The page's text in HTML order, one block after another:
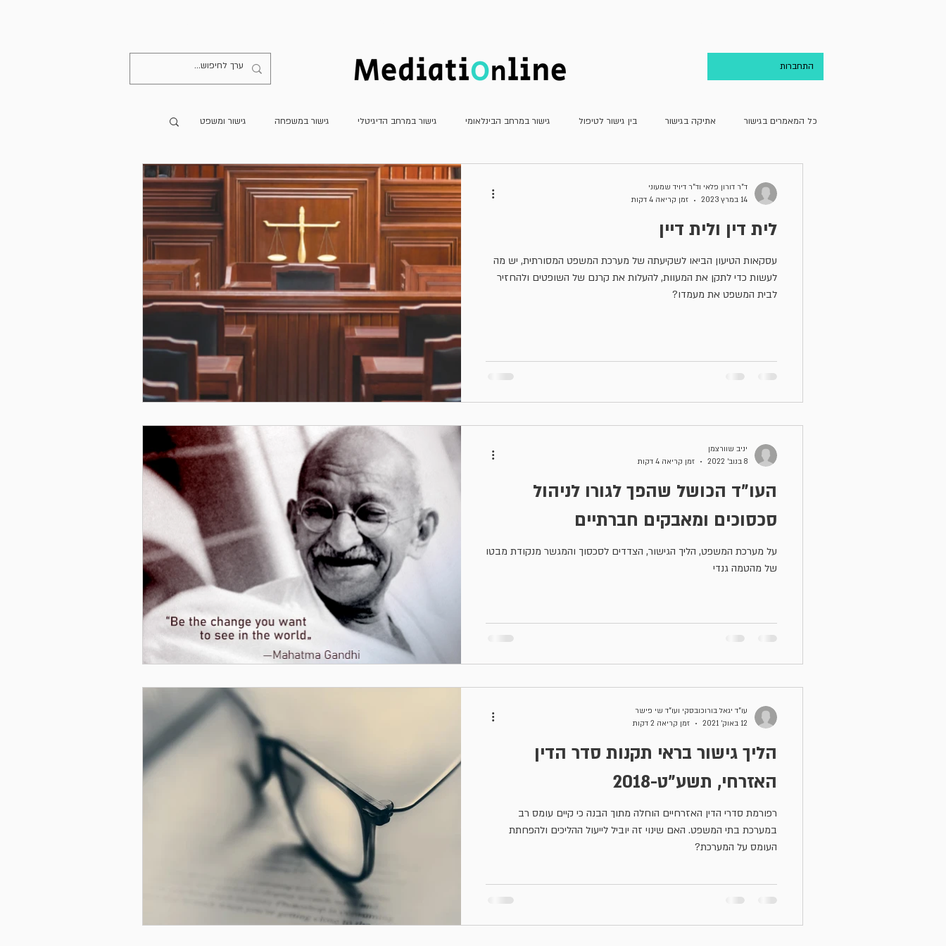
התחברות
כל המאמרים בגישור אתיקה בגישור בין גישור לטיפול גישור במרחב הבינלאומי גישור במרחב הדיגיטלי גישור במשפחה גישור ומשפט
דוחות חשיבה יצירתית מאמרים מתורגמים
מחדרו של מגשר מן האקדמיה משפט שיתופי וטיפולי גישור למתחילים הספרייה גישור בעולם לית דין ולית דיין
עסקאות הטיעון הביאו לשקיעתה של מערכת המשפט המסורתית, יש מה
לעשות כדי לתקן את המעוות, להעלות את קרנם של השופטים ולהחזיר
לבית המשפט את מעמדו?
ד"ר דורון פלאי וד"ר דיויד שמעוני
14 במרץ 2023
זמן קריאה 4 דקות
העו"ד הכושל שהפך לגורו לניהול
סכסוכים ומאבקים חברתיים
על מערכת המשפט, הליך הגישור, הצדדים לסכסוך והמגשר מנקודת מבטו
של מהטמה גנדי
יניב שוורצמן
8 בנוב׳ 2022
זמן קריאה 4 דקות
הליך גישור בראי תקנות סדר הדין
האזרחי, תשע"ט-2018
רפורמת סדרי הדין האזרחיים הוחלה מתוך הבנה כי קיים עומס רב
במערכת בתי המשפט. האם שינוי זה יוביל לייעול ההליכים ולהפחתת
העומס על המערכת?
עו"ד יגאל בורוכובסקי ועו"ד שי פישר
12 באוק׳ 2021
זמן קריאה 2 דקות